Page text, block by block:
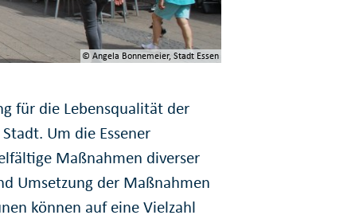
© Angela Bonnemeier, Stadt Essen
für die Lebens­qualität der
Um die Essener
Maßnahmen diverser
Umsetzung der Maßnahmen
können auf eine Vielzahl